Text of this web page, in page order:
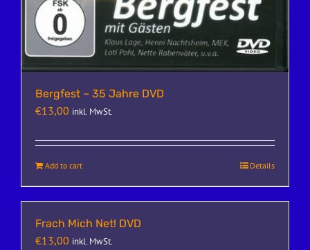
Bergfest – 35 Jahre DVD
€13,00 inkl. MwSt.
Add to cart Details
Frach Mich Net! DVD
€13,00 inkl. MwSt.